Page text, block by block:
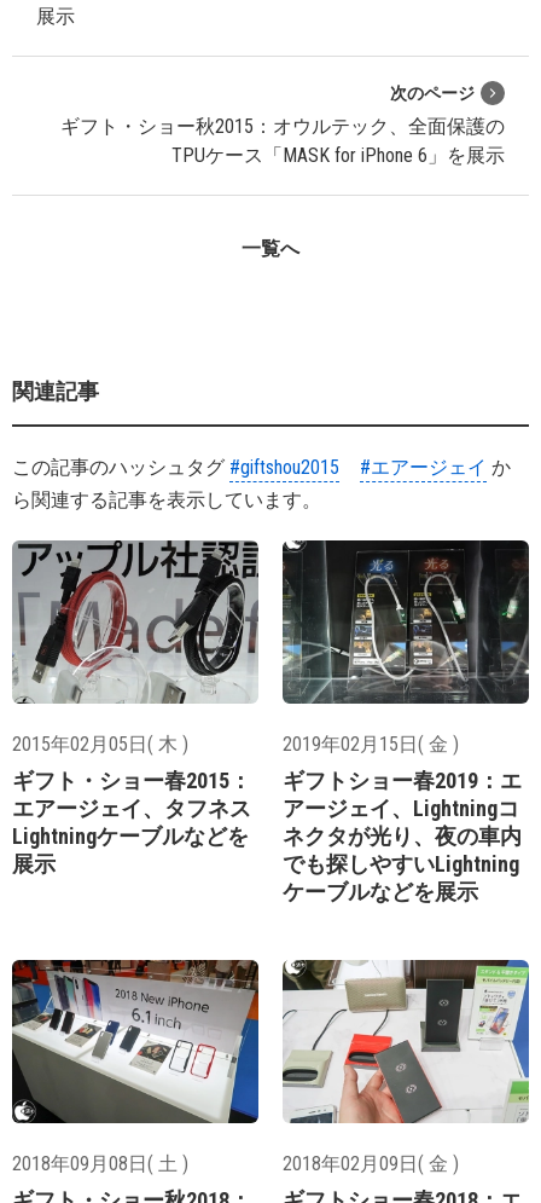
展示
次のページ
ギフト・ショー秋2015：オウルテック、全面保護の
TPUケース「MASK for iPhone 6」を展示
一覧へ
関連記事
この記事のハッシュタグ #giftshou2015 #エアージェイ か
ら関連する記事を表示しています。
2015年02月05日( 木 )
ギフト・ショー春2015：
エアージェイ、タフネス
Lightningケーブルなどを
展示
2019年02月15日( 金 )
ギフトショー春2019：エ
アージェイ、Lightningコ
ネクタが光り、夜の車内
でも探しやすいLightning
ケーブルなどを展示
2018年09月08日( 土 ) 2018年02月09日( 金 )